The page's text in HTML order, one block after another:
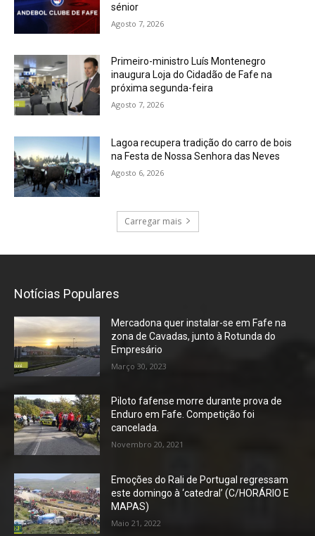
sénior
Agosto 7, 2026
Primeiro-ministro Luís Montenegro
inaugura Loja do Cidadão de Fafe na
próxima segunda-feira
Agosto 7, 2026
Lagoa recupera tradição do carro de bois
na Festa de Nossa Senhora das Neves
Agosto 6, 2026
Carregar mais
Notícias Populares
Mercadona quer instalar-se em Fafe na
zona de Cavadas, junto à Rotunda do
Empresário
Março 30, 2023
Piloto fafense morre durante prova de
Enduro em Fafe. Competição foi
cancelada.
Novembro 20, 2021
Emoções do Rali de Portugal regressam
este domingo à ‘catedral’ (C/HORÁRIO E
MAPAS)
Maio 21, 2022